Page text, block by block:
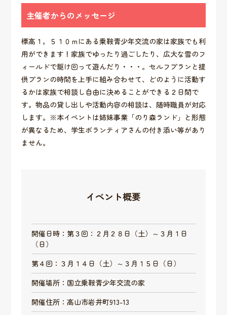
主催者からのメッセージ
標高１，５１０ｍにある乗鞍青少年交流の家は家族でも利
用ができます！家族でゆったり過ごしたり、広大な雪のフ
ィールドで駆け回って遊んだり・・・。セルフプランと提
供プランの時間を上手に組み合わせて、どのように活動す
るかは家族で相談し自由に決めることができる２日間で
す。物品の貸し出しや活動内容の相談は、随時職員が対応
します。※本イベントは姉妹事業「のり森ランド」と形態
が異なるため、学生ボランティアさんの付き添い等があり
ません。
イベント概要
開催日時：第３回：２月２８日（土）～３月１日
（日）
第４回：３月１４日（土）～３月１５日（日）
開催場所：国立乗鞍青少年交流の家
開催住所：高山市岩井町913-13